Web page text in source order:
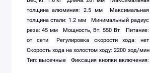
толщина алюминия: 2.5 мм
Максимальная
толщина стали: 1.2 мм
Минимальный радиус
реза: 45 мм
Мощность, Вт: 550 Вт
Питание:
от сети
Регулировка скорости хода: нет
Скорость хода на холостом ходу: 2200 ход/мин
Тип: высечные
Фиксация кнопки включения: